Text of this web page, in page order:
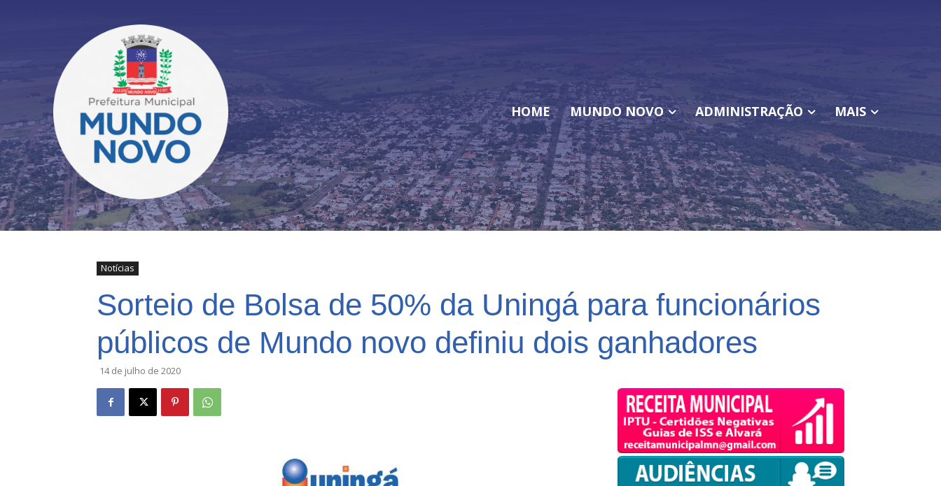
HOME MUNDO NOVO ADMINISTRAÇÃO MAIS
Notícias
Sorteio de Bolsa de 50% da Uningá para funcionários
públicos de Mundo novo definiu dois ganhadores
14 de julho de 2020